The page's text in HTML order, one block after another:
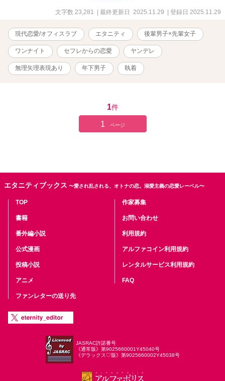
文字数 23,281 | 最終更新日 2025.11.29 | 登録日 2025.11.29
現代恋愛/オフィスラブ エタニティ 後輩男子×先輩女子
ワンナイト セフレからの恋愛 ヤンデレ
無理矢理表現あり 年下男子 執着
1件
1 ページ
エタニティブックス 〜愛され乱される、オトナの恋。溺愛主義の恋愛レーベル〜
TOP
書籍
番外編小説
公式漫画
投稿小説
アニメ
ファンレターの送り先
作家募集
お問い合わせ
利用規約
アルファコイン利用規約
レンタルサービス利用規約
FAQ
JASRAC許諾番号
《通常版》第9025660001Y45040号
《デラックス♡版》第9025660002Y45038号